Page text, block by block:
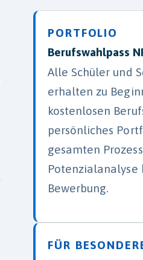
PORTFOLIO
Berufswahlpass
Alle Schüler und
erhalten zu
kostenlosen
persönliches
gesamten
Potenzialanalyse
Bewerbung.
FÜR